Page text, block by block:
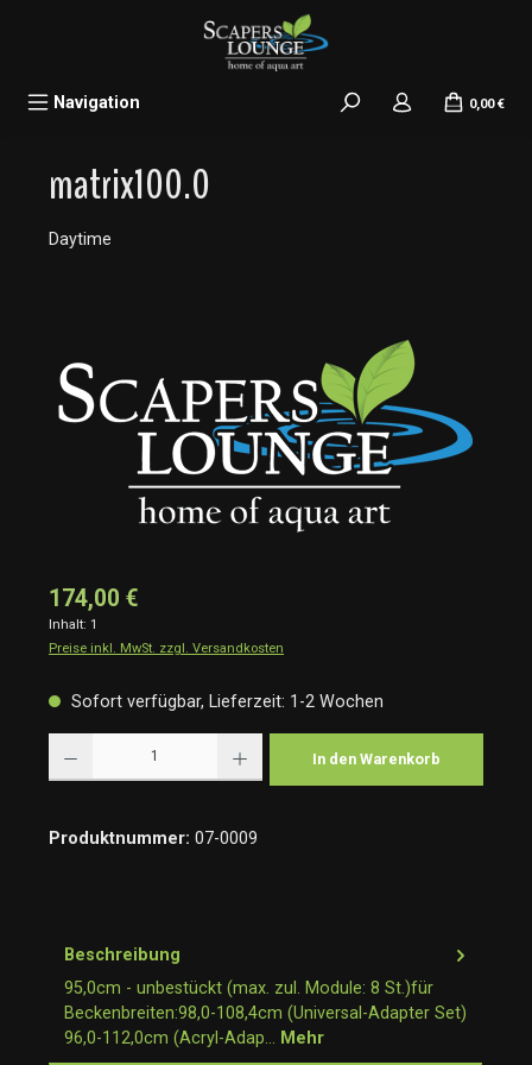
Navigation 0,00 €
matrix100.0
Daytime
174,00 €
Inhalt: 1
Preise inkl. MwSt. zzgl. Versandkosten
Sofort verfügbar, Lieferzeit: 1-2 Wochen
In den Warenkorb
Produktnummer: 07-0009
Beschreibung
95,0cm - unbestückt (max. zul. Module: 8 St.)für
Beckenbreiten:98,0-108,4cm (Universal-Adapter Set)
96,0-112,0cm (Acryl-Adap… Mehr